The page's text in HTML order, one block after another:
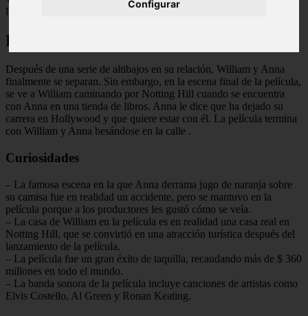
Configurar
los desafíos de la fama y la privacidad.
Final Explicado
Después de una serie de altibajos en su relación, William y Anna
finalmente se separan. Sin embargo, en la escena final de la película,
se ve a William caminando por Notting Hill cuando se encuentra
con Anna en una tienda de libros. Anna le dice que ha dejado su
carrera en Hollywood y que quiere estar con él. La película termina
con William y Anna besándose en la calle .
Curiosidades
– La famosa escena en la que Anna derrama jugo de naranja sobre
su camisa fue en realidad un accidente, pero se mantuvo en la
película porque a los productores les gustó cómo se veía.
– La casa de William en la película es en realidad una casa real en
Notting Hill, que se convirtió en una atracción turística después del
lanzamiento de la película.
– La película fue un gran éxito de taquilla, recaudando más de $ 360
millones en todo el mundo.
– La banda sonora de la película incluye canciones de artistas como
Elvis Costello, Al Green y Ronan Keating.